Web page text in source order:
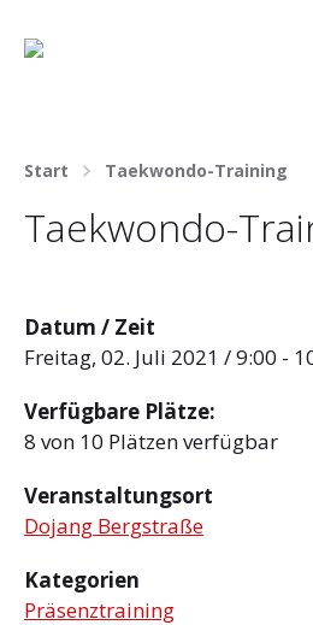
Start Taekwondo-Training
Taekwondo-
Datum / Zeit
Freitag, 02. Juli 2021 / 9:00 -
Verfügbare Plätze:
8 von 10 Plätzen verfügbar
Veranstaltungsort
Dojang Bergstraße
Kategorien
Präsenztraining